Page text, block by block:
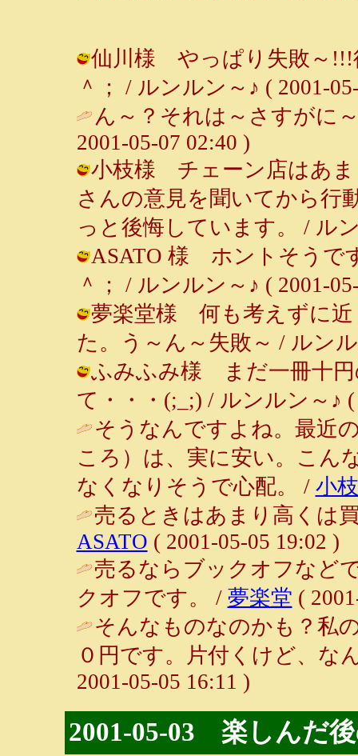
仙川様 やっぱり失敗～!!!
＾； / ルンルン～♪ ( 2001-
ん～？それは～さすがに
2001-05-07 02:40 )
小枝様 チェーン店はあま
さんの意見を聞いてから行
っと後悔しています。 / ル
ASATO 様 ホントそうで
＾； / ルンルン～♪ ( 2001-
夢楽堂様 何も考えずに近
た。う～ん～失敗～ / ルン
ふみふみ様 まだ一冊十円
て・・・(;_;) / ルンルン～♪ (
そうなんですよね。最近
ころ）は、実に安い。こん
なくなりそうで心配。 / 小枝
売るときはあまり高くは
ASATO ( 2001-05-05 19:02 )
売るならブックオフなど
クオフです。 / 夢楽堂 (
そんなものなのかも？私
０円です。片付くけど、な
2001-05-05 16:11 )
2001-05-03 楽しんだ